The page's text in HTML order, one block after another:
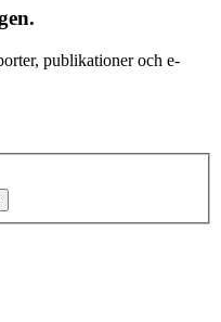
publikationer och e-